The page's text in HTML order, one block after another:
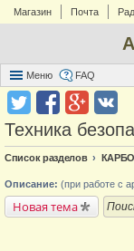
Магазин Почта
Меню FAQ
Техника
Список разделов
Описание: (при работе с
Новая тема